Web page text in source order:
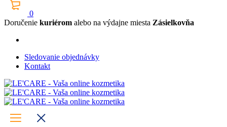
0
Doručenie kuriérom alebo na výdajne miesta Zásielkovňa
Sledovanie objednávky
Kontakt